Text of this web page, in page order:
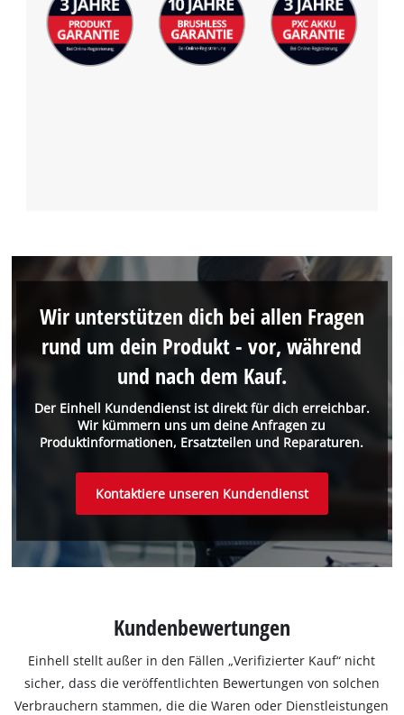
Der Einhell Kundendienst ist direkt für dich erreichbar.
Wir kümmern uns um deine Anfragen zu
Produktinformationen, Ersatzteilen und Reparaturen.
Wir unterstützen dich bei allen Fragen
rund um dein Produkt - vor, während
und nach dem Kauf.
Kontaktiere unseren Kundendienst
Kundenbewertungen
Einhell stellt außer in den Fällen „Verifizierter Kauf“ nicht
sicher, dass die veröffentlichten Bewertungen von solchen
Verbrauchern stammen, die die Waren oder Dienstleistungen